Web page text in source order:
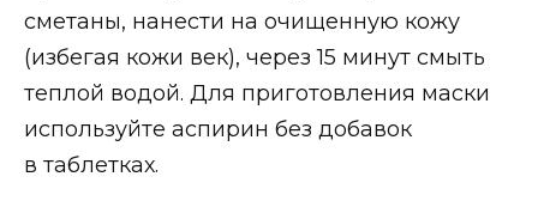
сметаны, нанести на очищенную кожу
(избегая кожи век), через 15 минут смыть
теплой водой. Для приготовления маски
используйте аспирин без добавок
в таблетках.